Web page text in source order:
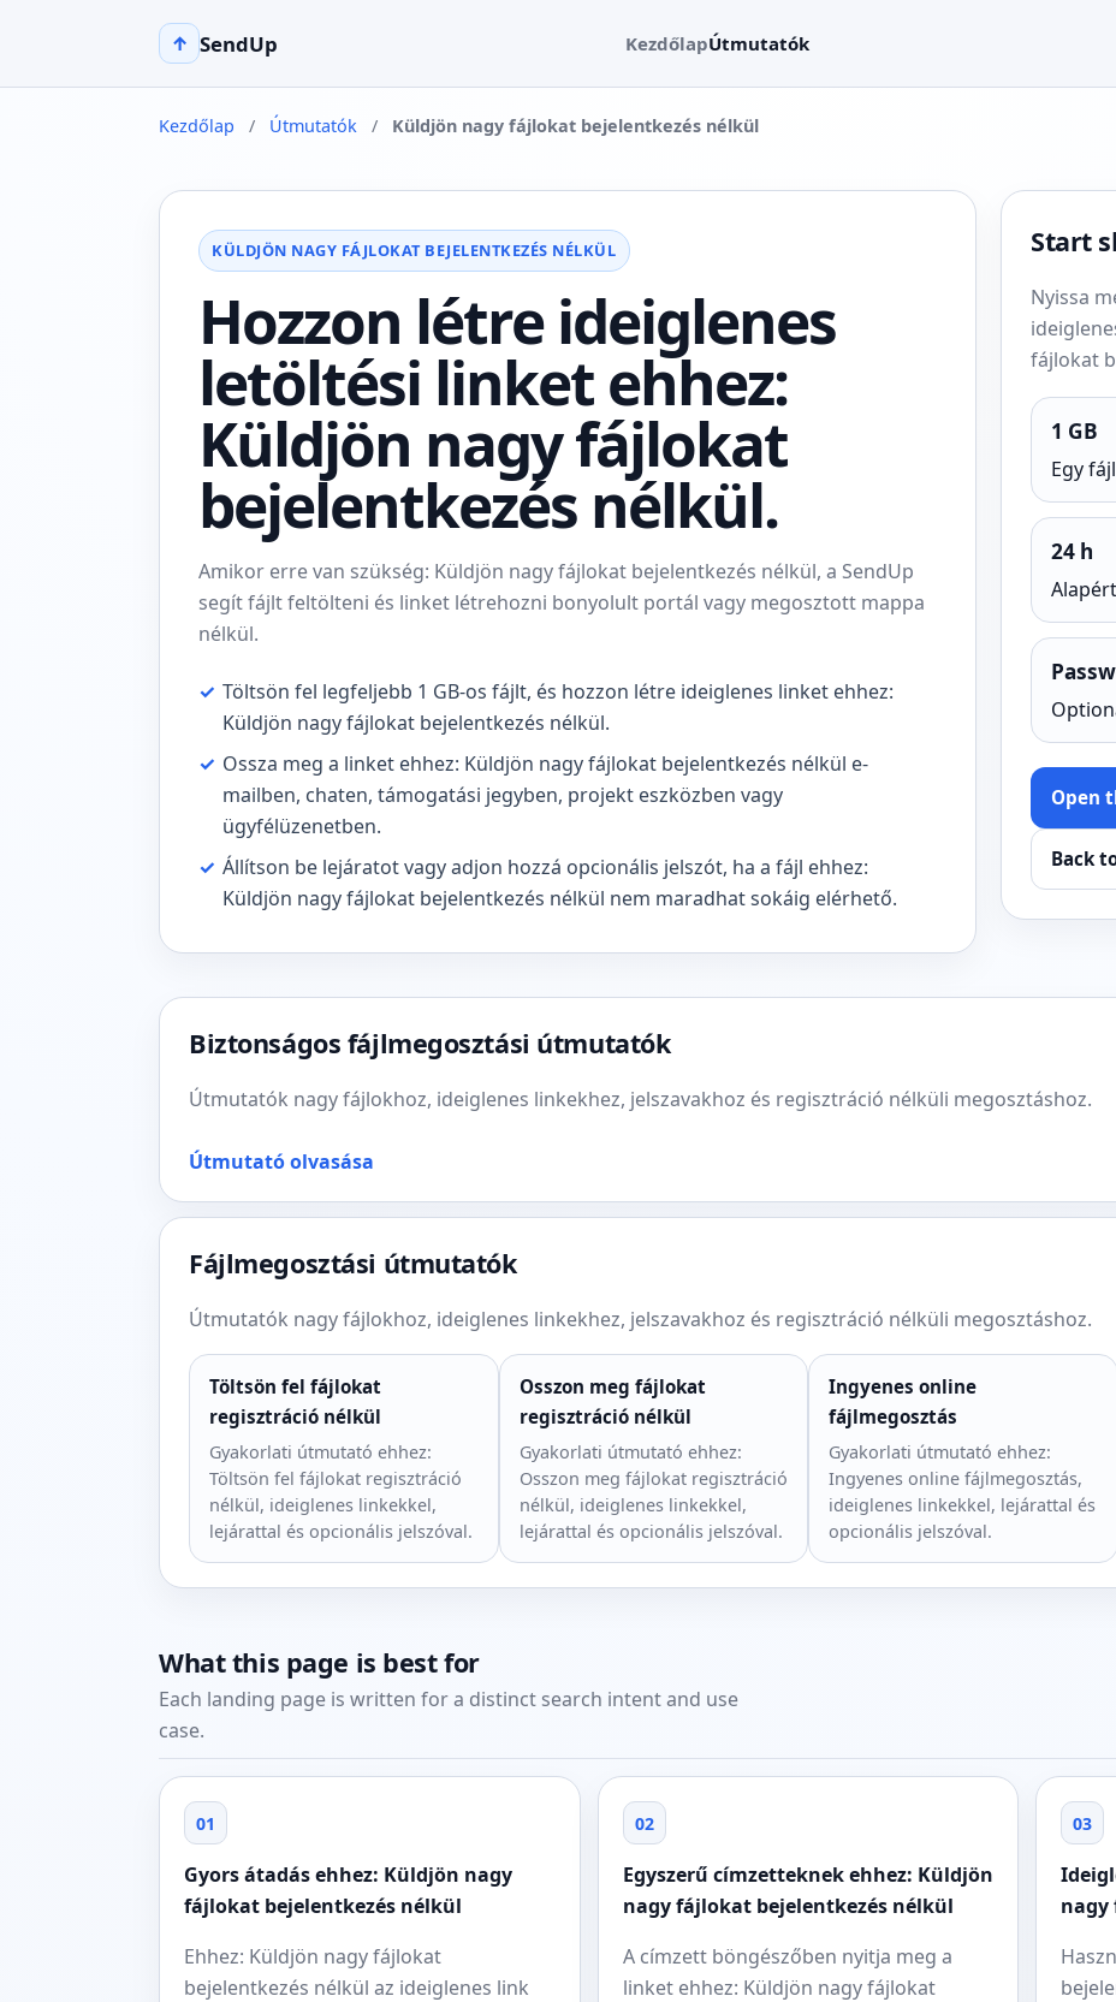
↑ SendUp KezdőlapÚtmutatók
Kezdőlap / Útmutatók / Küldjön nagy fájlokat bejelentkezés nélkül
KÜLDJÖN NAGY FÁJLOKAT BEJELENTKEZÉS NÉLKÜL
Hozzon létre ideiglenes
letöltési linket ehhez:
Küldjön nagy fájlokat
bejelentkezés nélkül.
Amikor erre van szükség: Küldjön nagy fájlokat bejelentkezés nélkül, a SendUp
segít fájlt feltölteni és linket létrehozni bonyolult portál vagy megosztott mappa
nélkül.
✓ Töltsön fel legfeljebb 1 GB-os fájlt, és hozzon létre ideiglenes linket ehhez:
Küldjön nagy fájlokat bejelentkezés nélkül.
✓ Ossza meg a linket ehhez: Küldjön nagy fájlokat bejelentkezés nélkül e-
mailben, chaten, támogatási jegyben, projekt eszközben vagy
ügyfélüzenetben.
✓ Állítson be lejáratot vagy adjon hozzá opcionális jelszót, ha a fájl ehhez:
Küldjön nagy fájlokat bejelentkezés nélkül nem maradhat sokáig elérhető.
Start
Nyissa
fájlokat
1 GB
Egy
24 h
Open
Back
Biztonságos fájlmegosztási útmutatók
Útmutatók nagy fájlokhoz, ideiglenes linkekhez, jelszavakhoz és regisztráció nélküli megosztáshoz.
Útmutató olvasása
Fájlmegosztási útmutatók
Útmutatók nagy fájlokhoz, ideiglenes linkekhez, jelszavakhoz és regisztráció nélküli megosztáshoz.
Töltsön fel fájlokat
regisztráció nélkül
Gyakorlati útmutató ehhez:
Töltsön fel fájlokat regisztráció
nélkül, ideiglenes linkekkel,
lejárattal és opcionális jelszóval.
Osszon meg fájlokat
regisztráció nélkül
Gyakorlati útmutató ehhez:
Osszon meg fájlokat regisztráció
nélkül, ideiglenes linkekkel,
lejárattal és opcionális jelszóval.
Ingyenes online
fájlmegosztás
Gyakorlati útmutató ehhez:
Ingyenes online fájlmegosztás,
ideiglenes linkekkel, lejárattal és
opcionális jelszóval.
What this page is best for
Each landing page is written for a distinct search intent and use
case.
01
Gyors átadás ehhez: Küldjön nagy
fájlokat bejelentkezés nélkül
Ehhez: Küldjön nagy fájlokat
bejelentkezés nélkül az ideiglenes link
02
Egyszerű címzetteknek ehhez: Küldjön
nagy fájlokat bejelentkezés nélkül
A címzett böngészőben nyitja meg a
linket ehhez: Küldjön nagy fájlokat
03
nagy